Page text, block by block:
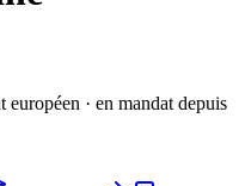
européen · en mandat depuis